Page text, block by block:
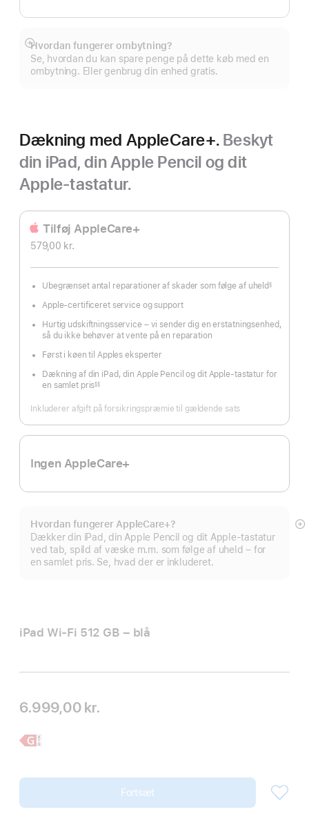
Hvordan fungerer ombytning?
Se, hvordan du kan spare penge på dette køb med en
ombytning. Eller genbrug din enhed gratis.
Vis
mere
Dækning med AppleCare+. Beskyt
din iPad, din Apple Pencil og dit
Apple-tastatur.
Tilføj AppleCare+
579,00 kr.
Ubegrænset antal reparationer af skader som følge af uheld
Fodnote
§
Apple-certificeret service og support
Hurtig udskiftningsservice – vi sender dig en erstatningsenhed,
så du ikke behøver at vente på en reparation
Først i køen til Apples eksperter
Dækning af din iPad, din Apple Pencil og dit Apple-tastatur for
en samlet pris§§
Inkluderer afgift på forsikringspræmie til gældende sats
Ingen AppleCare+
Hvordan fungerer AppleCare+?
Dækker din iPad, din Apple Pencil og dit Apple-tastatur
ved tab, spild af væske m.m. som følge af uheld – for
en samlet pris. Se, hvad der er inkluderet.
iPad Wi-Fi 512 GB – blå
6.999,00 kr.
Læs
Fortsæt